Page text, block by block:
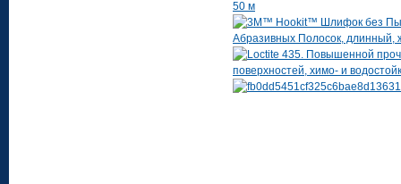
50 м
Абразивных Полосок, длинный,
поверхностей, химо- и